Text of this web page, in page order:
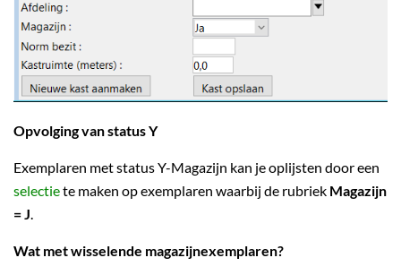
Opvolging van status Y
Exemplaren met status Y-Magazijn kan je oplijsten door een
selectiete maken op exemplaren waarbij de rubriek Magazijn
= J.
Wat met wisselende magazijnexemplaren?